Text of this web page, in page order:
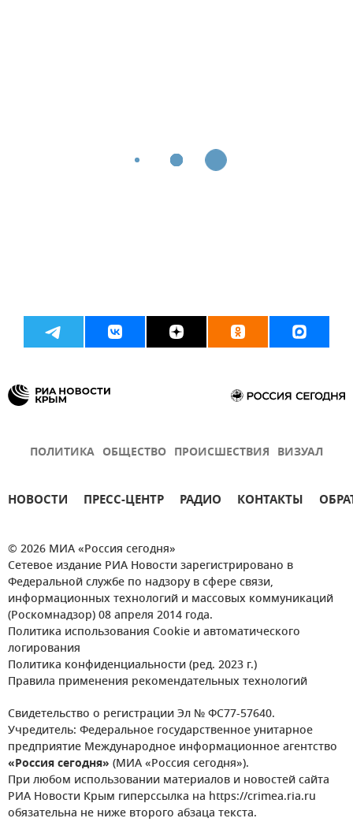
ПОЛИТИКА ОБЩЕСТВО ПРОИСШЕСТВИЯ ВИЗУАЛ
НОВОСТИ ПРЕСС-ЦЕНТР РАДИО КОНТАКТЫ
© 2026 МИА «Россия сегодня»
Сетевое издание РИА Новости зарегистрировано в
Федеральной службе по надзору в сфере связи,
информационных технологий и массовых коммуникаций
(Роскомнадзор) 08 апреля 2014 года.
Политика использования Cookie и автоматического
логирования
Политика конфиденциальности (ред. 2023 г.)
Правила применения рекомендательных технологий
Свидетельство о регистрации Эл № ФС77-57640.
Учредитель: Федеральное государственное унитарное
предприятие Международное информационное агентство
«Россия сегодня» (МИА «Россия сегодня»).
При любом использовании материалов и новостей сайта
РИА Новости Крым гиперссылка на https://crimea.ria.ru
обязательна не ниже второго абзаца текста.